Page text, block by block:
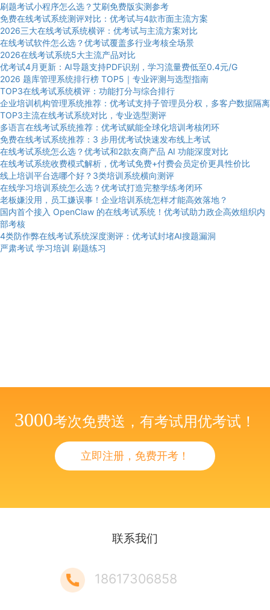
刷题考试小程序怎么选？艾刷免费版实测参考
免费在线考试系统测评对比：优考试与4款市面主流方案
2026三大在线考试系统横评：优考试与主流方案对比
在线考试软件怎么选？优考试覆盖多行业考核全场景
2026在线考试系统5大主流产品对比
优考试4月更新：AI导题支持PDF识别，学习流量费低至0.4元/G
2026 题库管理系统排行榜 TOP5｜专业评测与选型指南
TOP3在线考试系统横评：功能打分与综合排行
企业培训机构管理系统推荐：优考试支持子管理员分权，多客户数据隔离
TOP3主流在线考试系统对比，专业选型测评
多语言在线考试系统推荐：优考试赋能全球化培训考核闭环
免费在线考试系统推荐：3 步用优考试快速发布线上考试
在线考试系统怎么选？优考试和2款友商产品 AI 功能深度对比
在线考试系统收费模式解析，优考试免费+付费会员定价更具性价比
线上培训平台选哪个好？3类培训系统横向测评
在线学习培训系统怎么选？优考试打造完整学练考闭环
老板嫌没用，员工嫌误事！企业培训系统怎样才能高效落地？
国内首个接入 OpenClaw 的在线考试系统！优考试助力政企高效组织内
部考核
4类防作弊在线考试系统深度测评：优考试封堵AI搜题漏洞
严肃考试 学习培训 刷题练习
3000考次免费送，有考试用优考试！
立即注册，免费开考！
联系我们
18617306858